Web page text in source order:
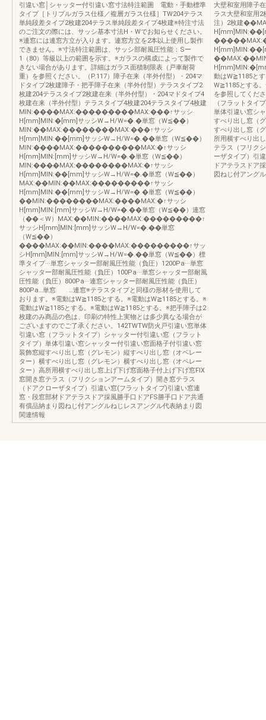
引違い窓│シャッター付引違い窓寸法特注範囲 電動・手動標準
タイプ［トリプルガラス仕様／複層ガラス仕様］TW204テラス
単純段差タイプ2枚建204テラス単純段差タイプ4枚建※特注寸法
のご注文の際には、サッシ基本寸法H・Wでお知らせください。
※連窓には連窓方立が入ります。連窓方立を2本以上使用し製作
できません。※寸法特注範囲は、サッシ部耐風圧性能：Sー
1（80）等級以上の範囲を示す。※ガラスの構成によって製作で
きない場合があります。詳細はガラス面積制限表（戸車耐荷
重）を参照ください。（P.117）障子在来（半外付型）・204マ
ドタイプ2枚建障子・把手障子在来（半外付型）テラスタイプ2
枚建204テラスタイプ2枚建在来（半外付型）・204マドタイプ4
枚建在来（半外付型）テラスタイプ4枚建204テラスタイプ4枚建
MIN:����MAX:���������MAX:���↑サッシ
H[mm]MIN:�[mm]サッシW→H/W=�.�単窓（W≦��）
MIN:��MAX:��������MAX:���↑サッシ
H[mm]MIN:��[mm]サッシW→H/W=�.��単窓（W≦��）
MIN:����MAX:����������MAX:�↑サッシ
H[mm]MIN:[mm]サッシW→H/W=�.�単窓（W≦��）
MIN:����MAX:��������MAX:�↑サッシ
H[mm]MIN:��[mm]サッシW→H/W=�.�単窓（W≦��）
MAX:��MIN:��MAX:���������↑サッシ
H[mm]MIN:��[mm]サッシW→H/W=�.�単窓（W≦��）
��MIN:��������MAX:����MAX:�↑サッシ
H[mm]MIN:[mm]サッシW→H/W=�.��単窓（W≦��）連窓
（��＜W）MAX:��MIN:����MAX:���������↑
サッシH[mm]MIN:[mm]サッシW→H/W=�.��単窓
（W≦��）
����MAX:��MIN:����MAX:���������↑サッ
シH[mm]MIN:[mm]サッシW→H/W=�.��単窓（W≦��）標
準タイプ···単窓シャッター部耐風圧性能（負圧）1200Pa···単窓
シャッター部耐風圧性能（負圧）100Pa···単窓シャッター部耐風
圧性能（負圧）800Pa···連窓シャッター部耐風圧性能（負圧）
800Pa…単窓 …連窓※テラスタイプと同様の形材を使用して
おります。※電動はW≧1185とする。※電動はW≧1185とする。※
電動はW≧1185とする。※電動はW≧1185とする。※把手障子は2
枚建のみ商品の色は、印刷の特性上実物とは多少異なる場合が
ございますのでご了承ください。142TWTW防火戸引違い窓単体
引違い窓（フラットタイプ）シャッター付引違い窓（フラット
タイプ）単体引違い窓シャッター付引違い窓面格子付引違い窓
装飾窓縦すべり出し窓（グレモン）縦すべり出し窓（オペレー
ター）横すべり出し窓（グレモン）横すべり出し窓（オペレー
ター）高所用横すべり出し窓上げ下げ窓面格子付上げ下げ窓FIX
窓開き窓テラス（フリクションアームタイプ）開き窓テラス
（ドアクローザタイプ）引違い窓(フラットタイプ)引違い窓連
窓・段窓部材ドアテラスドア採風勝手口ドアFS勝手口ドア共通
有償品納まり図ねじ付アングルねじレスアングル代表納まり図
関連情報
大壁和室用障子
ラス大壁和室用2
注）2枚建
動はW≧1185と
W≧1185とする
を参照してくだ
（フラットタイ
単体引違い窓シ
すべり出し窓（
すべり出し窓（
所用横すべり出
テラス（フリク
ーザタイプ）引
ドアテラスドア
図ねじ付アング